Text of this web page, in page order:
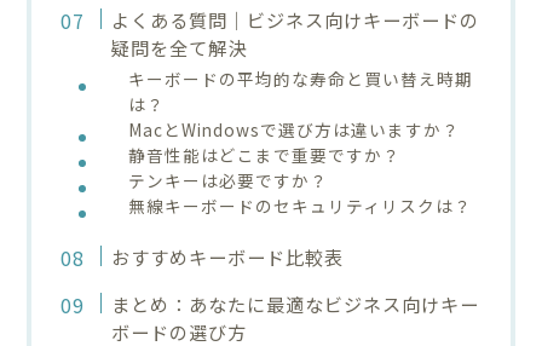
よくある質問｜ビジネス向けキーボードの
疑問を全て解決
キーボードの平均的な寿命と買い替え時期
は？
MacとWindowsで選び方は違いますか？
静音性能はどこまで重要ですか？
テンキーは必要ですか？
無線キーボードのセキュリティリスクは？
おすすめキーボード比較表
まとめ：あなたに最適なビジネス向けキー
ボードの選び方